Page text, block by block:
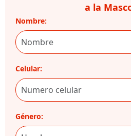
a la
Nombre:
Celular:
Género: